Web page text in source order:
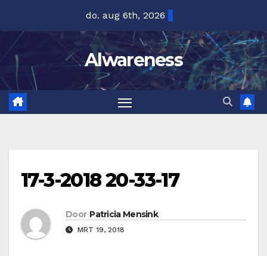
inhoud
do. aug 6th, 2026
Alwareness
17-3-2018 20-33-17
Door Patricia Mensink
MRT 19, 2018